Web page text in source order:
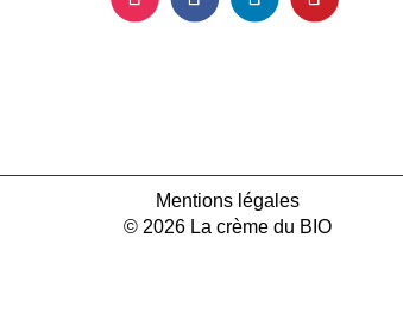
Mentions légales
© 2026 La crème du BIO